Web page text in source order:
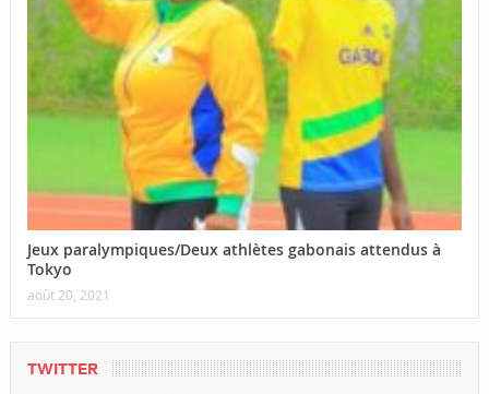
Jeux paralympiques/Deux athlètes gabonais attendus à
Tokyo
août 20, 2021
TWITTER